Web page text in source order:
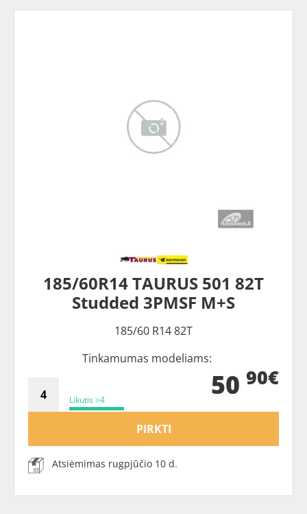
185/60R14 TAURUS 501 82T
Studded 3PMSF M+S
185/60 R14 82T
Tinkamumas modeliams:
Likutis >4 50 90€
PIRKTI
Atsiėmimas rugpjūčio 10 d.